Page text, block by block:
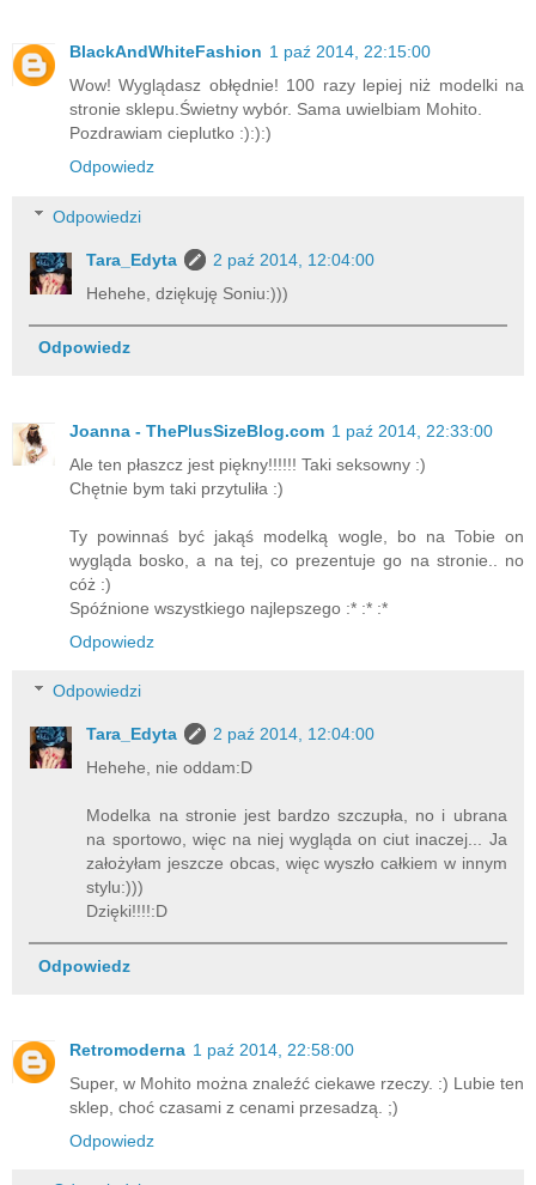
BlackAndWhiteFashion 1 paź 2014, 22:15:00
Wow! Wyglądasz obłędnie! 100 razy lepiej niż modelki na
stronie sklepu.Świetny wybór. Sama uwielbiam Mohito.
Pozdrawiam cieplutko :):):)
Odpowiedz
Odpowiedzi
Tara_Edyta
2 paź 2014, 12:04:00
Hehehe, dziękuję Soniu:)))
Odpowiedz
Joanna - ThePlusSizeBlog.com 1 paź 2014, 22:33:00
Ale ten płaszcz jest piękny!!!!!! Taki seksowny :)
Chętnie bym taki przytuliła :)
Ty powinnaś być jakąś modelką wogle, bo na Tobie on
wygląda bosko, a na tej, co prezentuje go na stronie.. no
cóż :)
Spóźnione wszystkiego najlepszego :* :* :*
Odpowiedz
Odpowiedzi
Tara_Edyta
2 paź 2014, 12:04:00
Hehehe, nie oddam:D
Modelka na stronie jest bardzo szczupła, no i ubrana
na sportowo, więc na niej wygląda on ciut inaczej... Ja
założyłam jeszcze obcas, więc wyszło całkiem w innym
stylu:)))
Dzięki!!!!:D
Odpowiedz
Retromoderna 1 paź 2014, 22:58:00
Super, w Mohito można znaleźć ciekawe rzeczy. :) Lubie ten
sklep, choć czasami z cenami przesadzą. ;)
Odpowiedz